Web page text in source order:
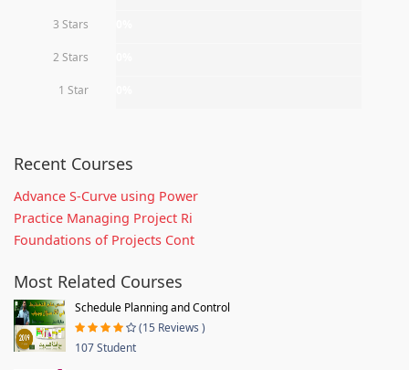
3 Stars
2 Stars
1 Star
Recent Courses
Advance S-Curve using Power
Practice Managing Project Ri
Foundations of Projects Cont
Most Related Courses
Schedule Planning and Control
(15 Reviews )
107 Student